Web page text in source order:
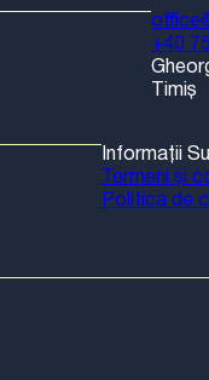
+40
Timiș
Informații
Termeni și
Politica de